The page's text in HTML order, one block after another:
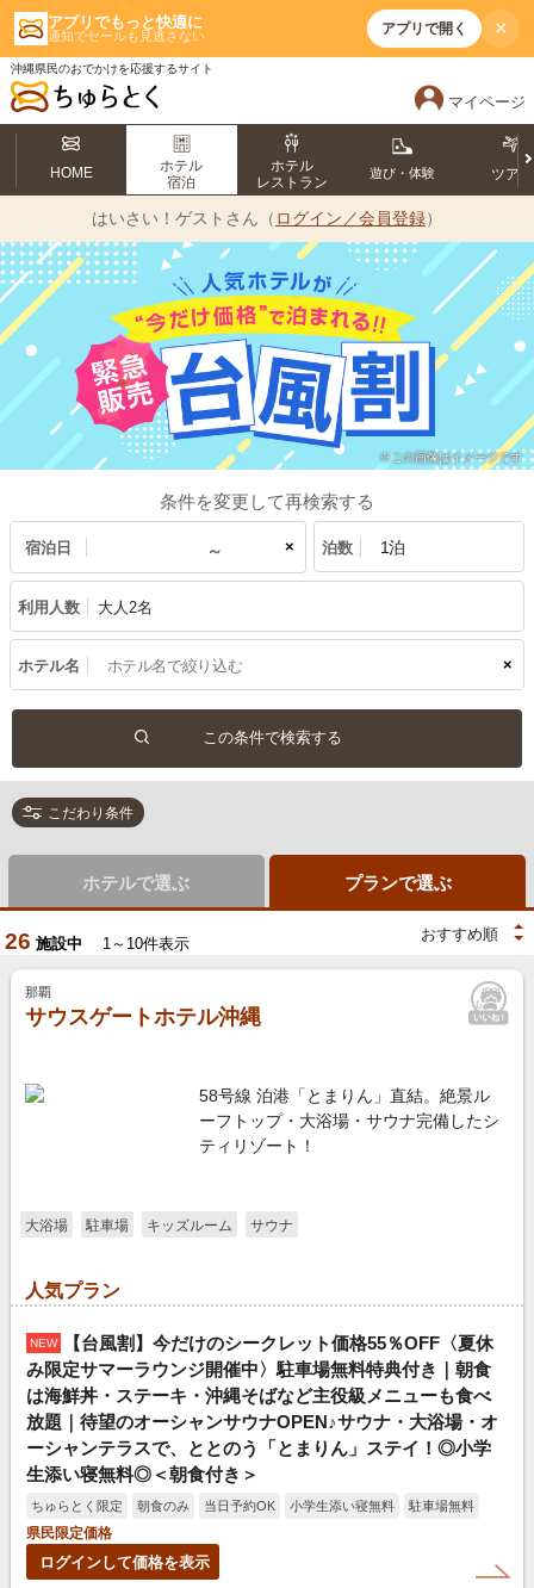
アプリでもっと快適に
通知でセールも見逃さない アプリで開く ×
沖縄県民のおでかけを応援するサイト
マイページ
HOME
ホテル
宿泊
ホテル
レストラン
遊び・体験 ツアー
はいさい！ ゲストさん（ ログイン／会員登録）
※この画像はイメージです
条件を変更して再検索する
宿泊日 × 泊数
利用人数 大人2名
ホテル名 ×
こだわり条件
ホテルで選ぶ プランで選ぶ
26 施設中 1～10件表示
那覇
サウスゲートホテル沖縄
58号線 泊港「とまりん」直結。絶景ル
ーフトップ・大浴場・サウナ完備したシ
ティリゾート！
大浴場 駐車場 キッズルーム サウナ
人気プラン
NEW
【台風割】今だけのシークレット価格55％OFF〈夏休
み限定サマーラウンジ開催中〉駐車場無料特典付き｜朝食
は海鮮丼・ステーキ・沖縄そばなど主役級メニューも食べ
放題｜待望のオーシャンサウナOPEN♪サウナ・大浴場・オ
ーシャンテラスで、ととのう「とまりん」ステイ！◎小学
生添い寝無料◎＜朝食付き＞
ちゅらとく限定 朝食のみ 当日予約OK 小学生添い寝無料
駐車場無料
県民限定価格
ログインして価格を表示